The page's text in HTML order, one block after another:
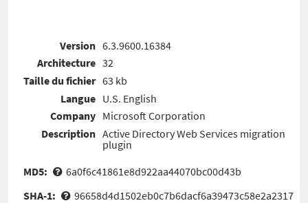
Version
Architecture
Taille du fichier
Langue
Company
Description
6.3.9600.16384
32
63 kb
U.S. English
Microsoft Corporation
Active Directory Web Services migration
plugin
MD5:
6a0f6c41861e8d922aa44070bc00d43b
SHA-1:
96658d4d1502eb0c7b6dacf6a39473c58e2a2317